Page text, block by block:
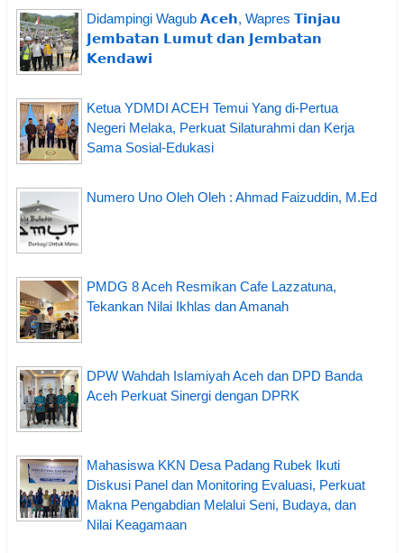
Didampingi Wagub 𝗔𝗰𝗲𝗵, Wapres 𝗧𝗶𝗻𝗷𝗮𝘂
𝗝𝗲𝗺𝗯𝗮𝘁𝗮𝗻 𝗟𝘂𝗺𝘂𝘁 𝗱𝗮𝗻 𝗝𝗲𝗺𝗯𝗮𝘁𝗮𝗻
𝗞𝗲𝗻𝗱𝗮𝘄𝗶
Ketua YDMDI ACEH Temui Yang di-Pertua
Negeri Melaka, Perkuat Silaturahmi dan Kerja
Sama Sosial-Edukasi
Numero Uno Oleh Oleh : Ahmad Faizuddin, M.Ed
PMDG 8 Aceh Resmikan Cafe Lazzatuna,
Tekankan Nilai Ikhlas dan Amanah
DPW Wahdah Islamiyah Aceh dan DPD Banda
Aceh Perkuat Sinergi dengan DPRK
Mahasiswa KKN Desa Padang Rubek Ikuti
Diskusi Panel dan Monitoring Evaluasi, Perkuat
Makna Pengabdian Melalui Seni, Budaya, dan
Nilai Keagamaan